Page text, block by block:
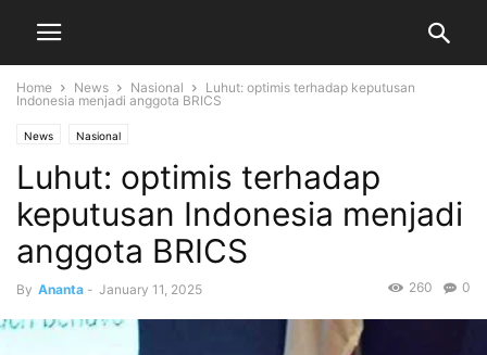
Home News Nasional
Luhut: optimis terhadap keputusan
Indonesia menjadi anggota BRICS
News Nasional
Luhut: optimis terhadap
keputusan Indonesia menjadi
anggota BRICS
By Ananta - January 11, 2025 0
260